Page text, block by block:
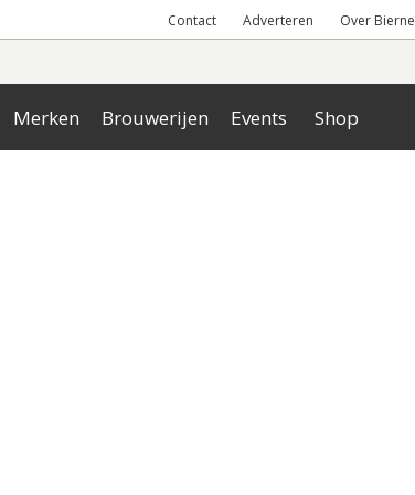
Contact Adverteren Over
Merken Brouwerijen Events Shop